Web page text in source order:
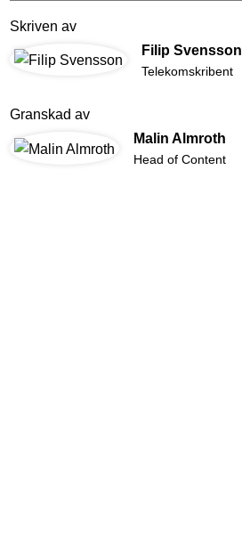
Skriven av
Filip Svensson
Telekomskribent
Granskad av
Malin Almroth
Head of Content